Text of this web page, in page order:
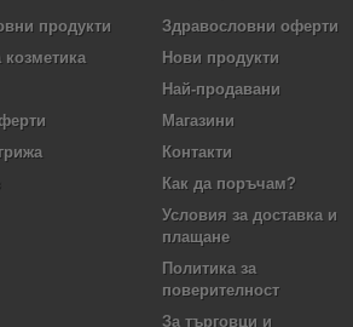
продукти
козметика
Здравословни оферти
Нови продукти
Най-продавани
Магазини
Контакти
Как да поръчам?
Условия за доставка и
плащане
Политика за
поверителност
За търговци и